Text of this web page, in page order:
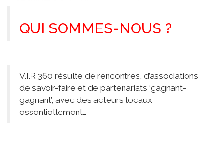
QUI SOMMES-NOUS ?
V.I.R 360 résulte de rencontres, d’associations
de savoir-faire et de partenariats ‘gagnant-
gagnant’, avec des acteurs locaux
essentiellement…